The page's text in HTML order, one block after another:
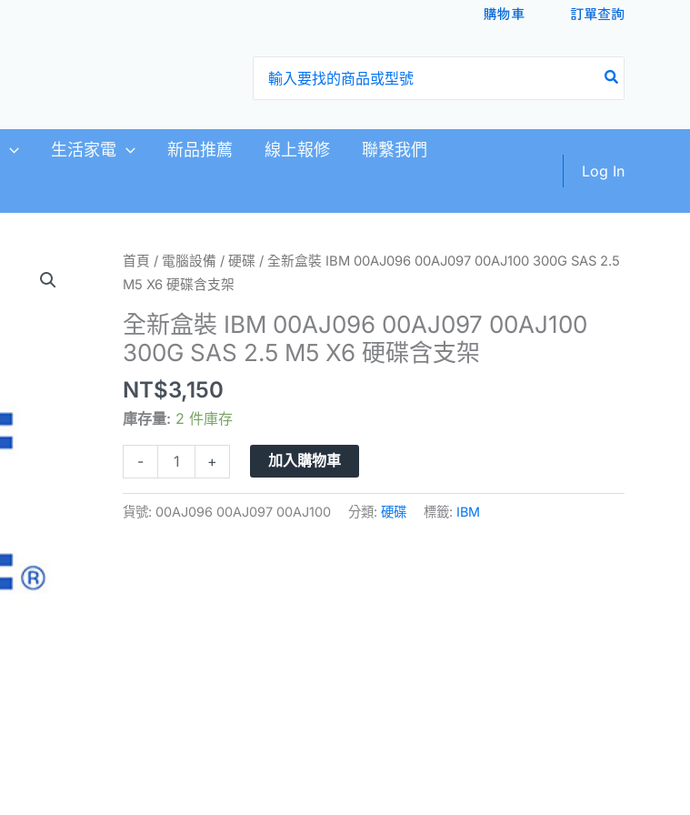
購物車 訂單查詢
尋：
生活家電 新品推薦 線上報修 聯繫我們
Log In
首頁 / 電腦設備 / 硬碟 / 全新盒裝 IBM 00AJ096 00AJ097 00AJ100 300G SAS 2.5
M5 X6 硬碟含支架
全新盒裝 IBM 00AJ096 00AJ097 00AJ100
300G SAS 2.5 M5 X6 硬碟含支架
NT$3,150
庫存量: 2 件庫存
-
全
新
裝
IBM
00AJ096
00AJ097
00AJ100
300G
SAS
2.5
M5
+ 加入購物車
貨號: 00AJ096 00AJ097 00AJ100 分類: 硬碟 標籤: IBM